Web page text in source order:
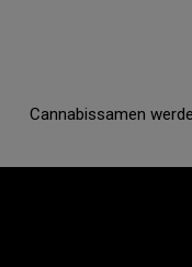
Cannabissamen